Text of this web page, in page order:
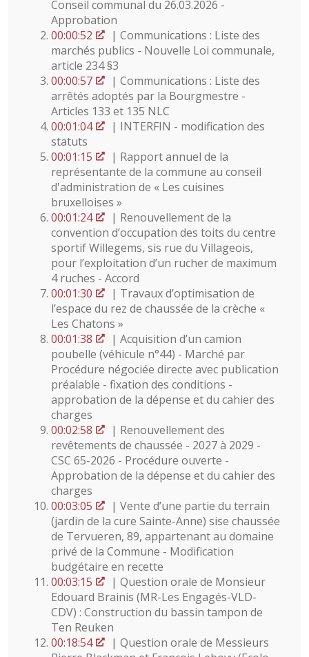
Conseil communal du 26.03.2026 -
Approbation
00:00:52
| Communications : Liste des
marchés publics - Nouvelle Loi communale,
article 234 §3
00:00:57
| Communications : Liste des
arrêtés adoptés par la Bourgmestre -
Articles 133 et 135 NLC
00:01:04
| INTERFIN - modification des
statuts
00:01:15
| Rapport annuel de la
représentante de la commune au conseil
d'administration de « Les cuisines
bruxelloises »
00:01:24
| Renouvellement de la
convention d’occupation des toits du centre
sportif Willegems, sis rue du Villageois,
pour l’exploitation d’un rucher de maximum
4 ruches - Accord
00:01:30
| Travaux d’optimisation de
l’espace du rez de chaussée de la crèche «
Les Chatons »
00:01:38
| Acquisition d’un camion
poubelle (véhicule n°44) - Marché par
Procédure négociée directe avec publication
préalable - fixation des conditions -
approbation de la dépense et du cahier des
charges
00:02:58
| Renouvellement des
revêtements de chaussée - 2027 à 2029 -
CSC 65-2026 - Procédure ouverte -
Approbation de la dépense et du cahier des
charges
00:03:05
| Vente d’une partie du terrain
(jardin de la cure Sainte-Anne) sise chaussée
de Tervueren, 89, appartenant au domaine
privé de la Commune - Modification
budgétaire en recette
00:03:15
| Question orale de Monsieur
Edouard Brainis (MR-Les Engagés-VLD-
CDV) : Construction du bassin tampon de
Ten Reuken
00:18:54
| Question orale de Messieurs